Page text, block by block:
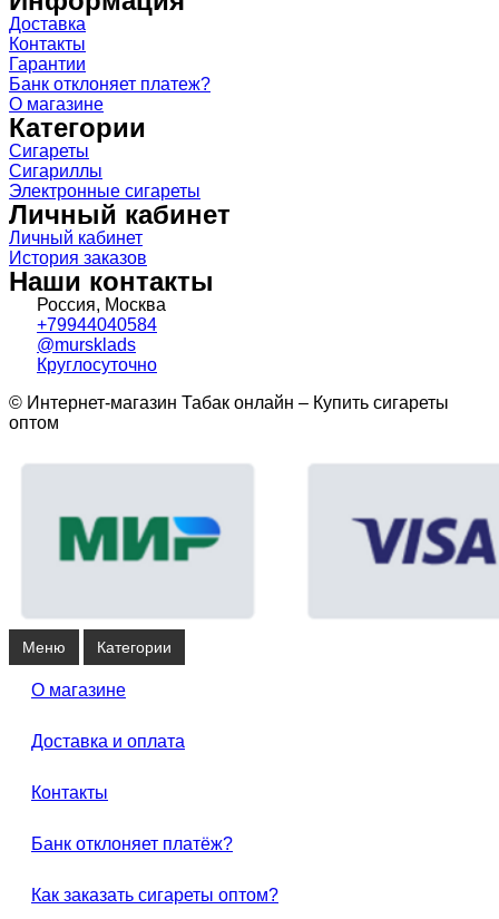
Доставка
Контакты
Гарантии
Банк отклоняет платеж?
О магазине
Категории
Сигареты
Сигариллы
Электронные сигареты
Личный кабинет
Личный кабинет
История заказов
Наши контакты
Россия, Москва
+79944040584
@mursklads
Круглосуточно
© Интернет-магазин Табак онлайн – Купить сигареты
оптом
Меню Категории
О магазине
Доставка и оплата
Контакты
Банк отклоняет платёж?
Как заказать сигареты оптом?